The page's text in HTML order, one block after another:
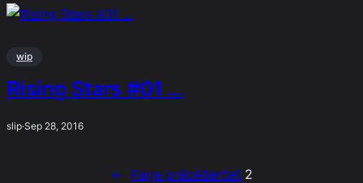
wip
Rising Stars #01 …
slip·Sep 28, 2016
← Page précédente1 2